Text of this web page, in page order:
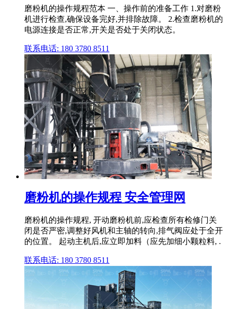
磨粉机的操作规程范本 一、操作前的准备工作 1.对磨粉
机进行检查,确保设备完好,并排除故障。 2.检查磨粉机的
电源连接是否正常,开关是否处于关闭状态。
联系电话: 180 3780 8511
磨粉机的操作规程 安全管理网
磨粉机的操作规程, 开动磨粉机前,应检查所有检修门关
闭是否严密,调整好风机和主轴的转向,排气阀应处于全开
的位置。 起动主机后,应立即加料（应先加细小颗粒料, .
联系电话: 180 3780 8511